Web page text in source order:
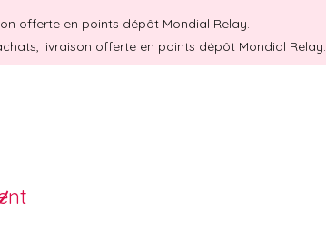
offerte en points dépôt Mondial Relay.
livraison offerte en points dépôt Mondial Relay.